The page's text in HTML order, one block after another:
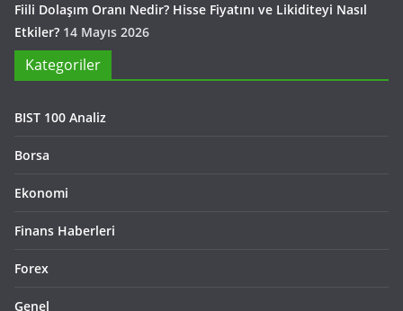
Fiili Dolaşım Oranı Nedir? Hisse Fiyatını ve Likiditeyi Nasıl
Etkiler? 14 Mayıs 2026
Kategoriler
BIST 100 Analiz
Borsa
Ekonomi
Finans Haberleri
Forex
Genel